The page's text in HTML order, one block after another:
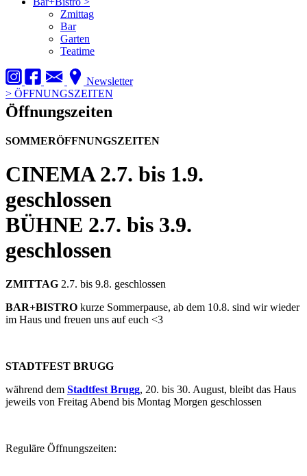
Zmittag
Bar
Garten
Teatime
Newsletter
> ÖFFNUNGSZEITEN
Öffnungszeiten
SOMMERÖFFNUNGSZEITEN
CINEMA2.7. bis 1.9.
geschlossen
BÜHNE 2.7. bis 3.9.
geschlossen
ZMITTAG 2.7. bis 9.8. geschlossen
BAR+BISTRO kurze Sommerpause, ab dem 10.8. sind wir wieder
im Haus und freuen uns auf euch <3
STADTFEST BRUGG
während dem Stadtfest Brugg, 20. bis 30. August, bleibt das Haus
jeweils von Freitag Abend bis Montag Morgen geschlossen
Reguläre Öffnungszeiten: